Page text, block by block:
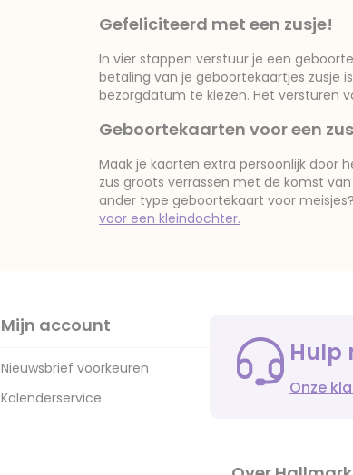
Gefeliciteerd met een zusje!
In vier stappen verstuur je een
betaling van je geboortekaartjes zusje
bezorgdatum te kiezen. Het versturen
Geboortekaarten voor een
Maak je kaarten extra persoonlijk door
zus groots verrassen met de komst
ander type geboortekaart voor
voor een kleindochter.
Mijn account
Nieuwsbrief voorkeuren
Kalenderservice
Hulp
Onze